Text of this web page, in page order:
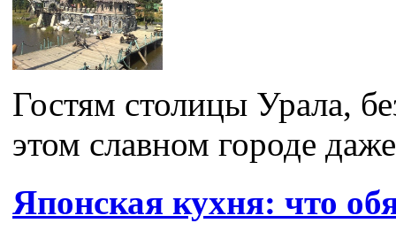
Гостям столицы Урала,
этом славном городе
Японская кухня: что